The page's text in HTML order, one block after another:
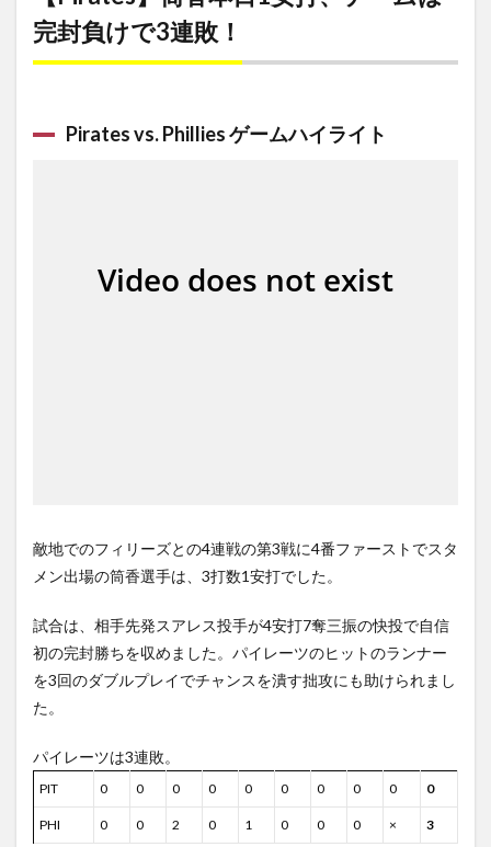
完封負けで3連敗！
Pirates vs. Phillies ゲームハイライト
敵地でのフィリーズとの4連戦の第3戦に4番ファーストでスタ
メン出場の筒香選手は、3打数1安打でした。
試合は、相手先発スアレス投手が4安打7奪三振の快投で自信
初の完封勝ちを収めました。パイレーツのヒットのランナー
を3回のダブルプレイでチャンスを潰す拙攻にも助けられまし
た。
パイレーツは3連敗。
PIT 0 0 0 0 0 0 0 0 0 0
PHI 0 0 2 0 1 0 0 0 × 3